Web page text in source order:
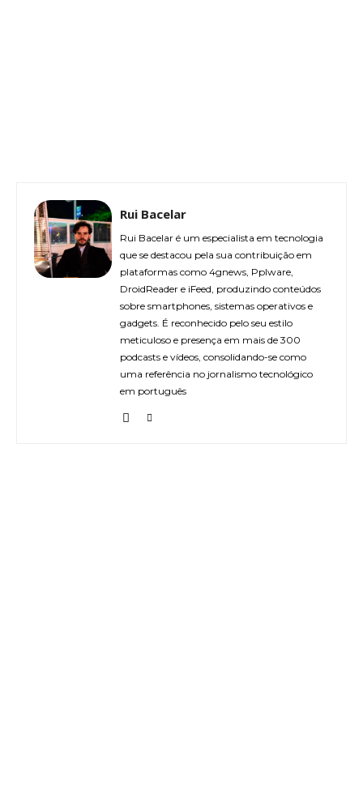
Rui Bacelar
Rui Bacelar é um especialista em tecnologia
que se destacou pela sua contribuição em
plataformas como 4gnews, Pplware,
DroidReader e iFeed, produzindo conteúdos
sobre smartphones, sistemas operativos e
gadgets. É reconhecido pelo seu estilo
meticuloso e presença em mais de 300
podcasts e vídeos, consolidando-se como
uma referência no jornalismo tecnológico
em português